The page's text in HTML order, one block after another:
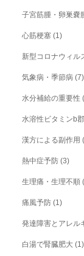
子宮筋腫・卵巣嚢
心筋梗塞 (1)
新型コロナウィル
気象病・季節病 (7)
水分補給の重要性
水溶性ビタミンb郡
漢方による副作用
熱中症予防 (3)
生理痛・生理不順
痛風予防 (1)
発達障害とアレル
白湯で腎臓肥大 (1)